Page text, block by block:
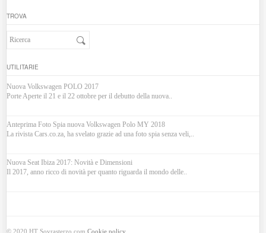
TROVA
UTILITARIE
Nuova Volkswagen POLO 2017
Porte Aperte il 21 e il 22 ottobre per il debutto della nuova..
Anteprima Foto Spia nuova Volkswagen Polo MY 2018
La rivista Cars.co.za, ha svelato grazie ad una foto spia senza veli,..
Nuova Seat Ibiza 2017: Novità e Dimensioni
Il 2017, anno ricco di novità per quanto riguarda il mondo delle..
© 2020 HT Sovrasterzo.comCookie policy